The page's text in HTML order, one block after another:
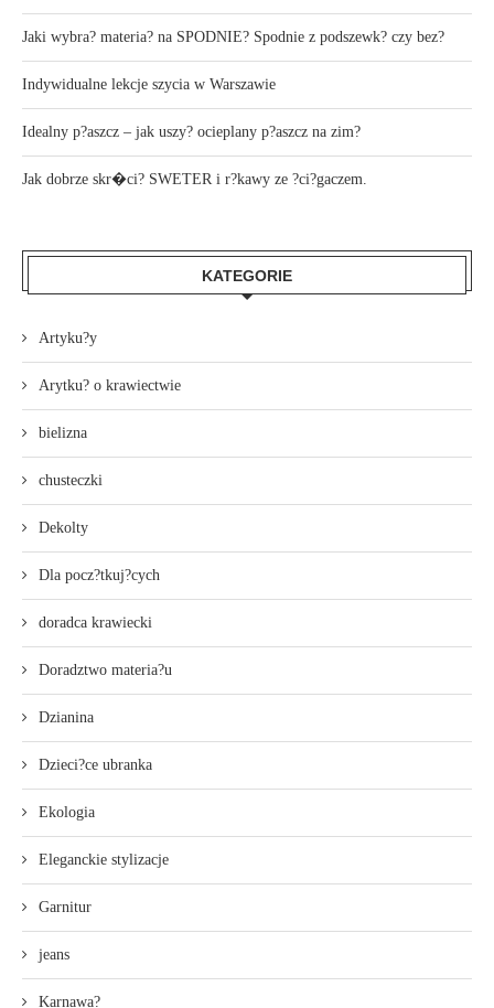
Jaki wybra? materia? na SPODNIE? Spodnie z podszewk? czy bez?
Indywidualne lekcje szycia w Warszawie
Idealny p?aszcz – jak uszy? ocieplany p?aszcz na zim?
Jak dobrze skr�ci? SWETER i r?kawy ze ?ci?gaczem.
KATEGORIE
Artyku?y
Arytku? o krawiectwie
bielizna
chusteczki
Dekolty
Dla pocz?tkuj?cych
doradca krawiecki
Doradztwo materia?u
Dzianina
Dzieci?ce ubranka
Ekologia
Eleganckie stylizacje
Garnitur
jeans
Karnawa?